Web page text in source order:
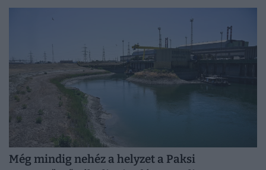
Még mindig nehéz a helyzet a Paksi